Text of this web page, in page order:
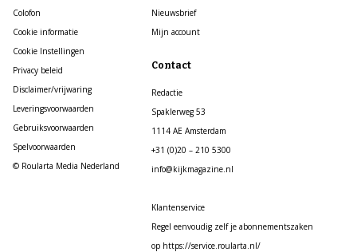
Colofon
Cookie informatie
Cookie Instellingen
Privacy beleid
Disclaimer/vrijwaring
Leveringsvoorwaarden
Gebruiksvoorwaarden
Spelvoorwaarden
© Roularta Media Nederland
Nieuwsbrief
Mijn account
Contact
Redactie
Spaklerweg 53
1114 AE Amsterdam
+31 (0)20 – 210 5300
info@kijkmagazine.nl
Klantenservice
Regel eenvoudig zelf je abonnementszaken
op https://service.roularta.nl/